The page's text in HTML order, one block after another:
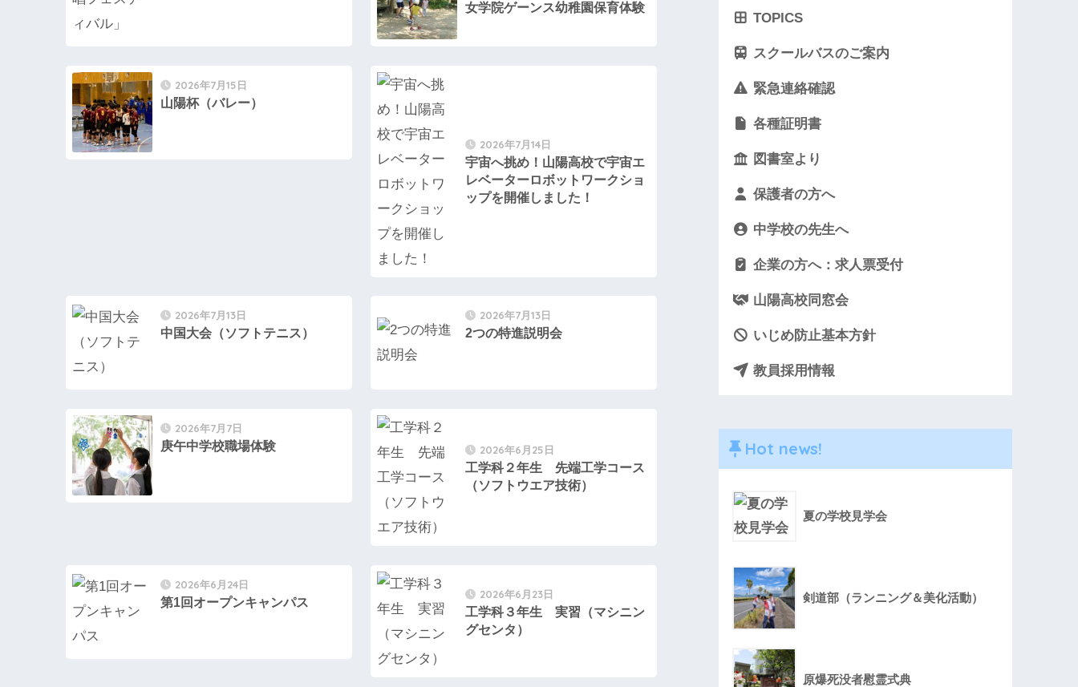
女学院ゲーンス幼稚園保育体験
2026年7月15日
山陽杯（バレー）
2026年7月14日
宇宙へ挑め！山陽高校で宇宙エ
レベーターロボットワークショ
ップを開催しました！
2026年7月13日
中国大会（ソフトテニス）
2026年7月13日
2つの特進説明会
2026年7月7日
庚午中学校職場体験 2026年6月25日
工学科２年生 先端工学コース
（ソフトウエア技術）
2026年6月24日
第1回オープンキャンパス
2026年6月23日
工学科３年生 実習（マシニン
グセンタ）
TOPICS
スクールバスのご案内
緊急連絡確認
各種証明書
図書室より
保護者の方へ
中学校の先生へ
企業の方へ：求人票受付
山陽高校同窓会
いじめ防止基本方針
教員採用情報
Hot news!
夏の学校見学会
剣道部（ランニング＆美化活動）
原爆死没者慰霊式典